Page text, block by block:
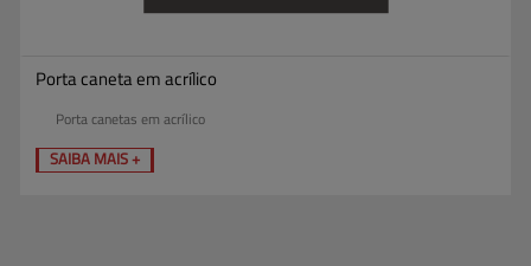
Porta caneta em acrílico
Porta canetas em acrílico
SAIBA MAIS +